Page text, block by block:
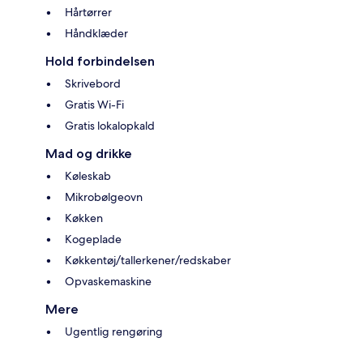
Hårtørrer
Håndklæder
Hold forbindelsen
Skrivebord
Gratis Wi-Fi
Gratis lokalopkald
Mad og drikke
Køleskab
Mikrobølgeovn
Køkken
Kogeplade
Køkkentøj/tallerkener/redskaber
Opvaskemaskine
Mere
Ugentlig rengøring